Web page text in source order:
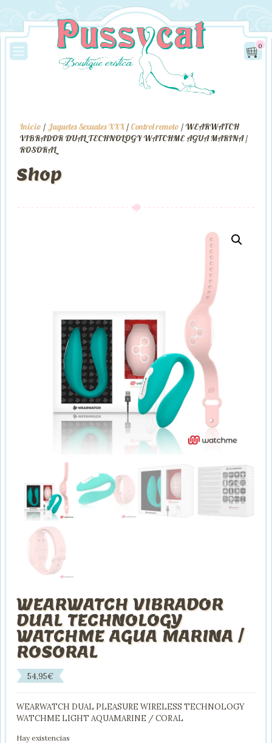
0
Inicio / Juguetes Sexuales XXX / Control remoto / WEARWATCH
VIBRADOR DUAL TECHNOLOGY WATCHME AGUA MARINA /
ROSORAL
Shop
WEARWATCH VIBRADOR
DUAL TECHNOLOGY
WATCHME AGUA MARINA /
ROSORAL
54,95€
WEARWATCH DUAL PLEASURE WIRELESS TECHNOLOGY
WATCHME LIGHT AQUAMARINE / CORAL
Hay existencias